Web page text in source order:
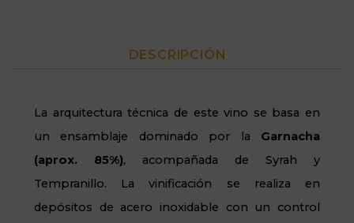
DESCRIPCIÓN
La arquitectura técnica de este vino se basa en
un ensamblaje dominado por la Garnacha
(aprox. 85%), acompañada de Syrah y
Tempranillo. La vinificación se realiza en
depósitos de acero inoxidable con un control